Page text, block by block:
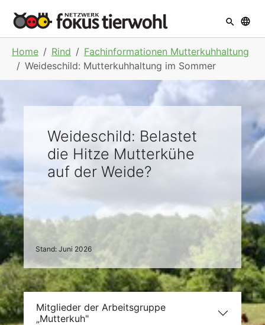
Home Rind
Fachinformationen Mutterkuhhaltung
Weideschild: Mutterkuhhaltung im Sommer
Weideschild: Belastet
die Hitze Mutterkühe
auf der Weide?
Stand: Juni 2026
Mitglieder der Arbeitsgruppe
„Mutterkuh"